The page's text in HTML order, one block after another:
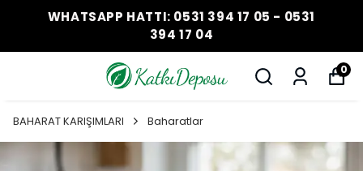
WHATSAPP HATTI: 0531 394 17 05 - 0531
394 17 04
0
BAHARAT KARIŞIMLARI Baharatlar